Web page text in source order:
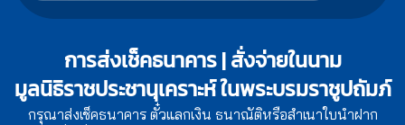
การส่งเช็คธนาคาร | สั่งจ่ายในนาม
มูลนิธิราชประชานุเคราะห์ ในพระบรมราชูปถัมภ์
กรุณาส่งเช็คธนาคาร ตั๋วแลกเงิน ธนาณัติหรือสำเนาใบนำฝาก